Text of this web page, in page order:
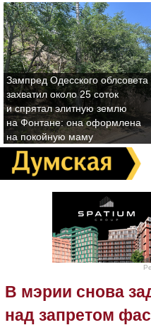
Зампред Одесского облсовета
захватил около 25 соток
и спрятал элитную землю
на Фонтане: она оформлена
на покойную маму
В мэрии снова
над запретом